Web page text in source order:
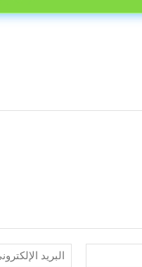
الموقع: